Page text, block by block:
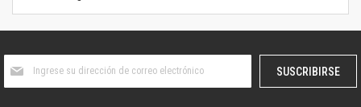
boletín
SUSCRIBIRSE